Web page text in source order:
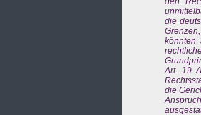
die
könnten
Art. 19
die